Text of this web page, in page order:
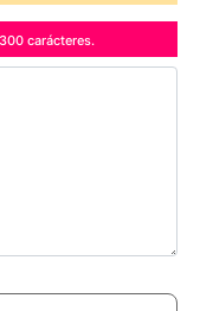
carácteres.